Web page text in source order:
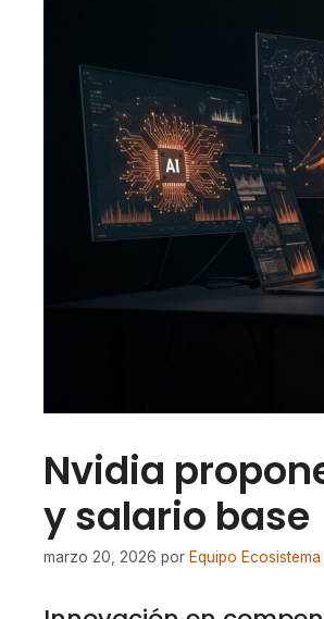
Nvidia
y salario base
marzo 20, 2026 por Equipo